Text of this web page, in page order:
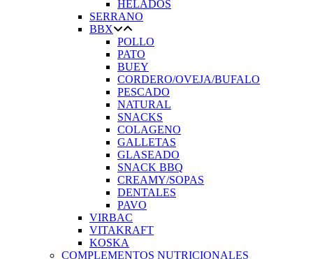
HELADOS
SERRANO
BBX
POLLO
PATO
BUEY
CORDERO/OVEJA/BUFALO
PESCADO
NATURAL
SNACKS
COLAGENO
GALLETAS
GLASEADO
SNACK BBQ
CREAMY/SOPAS
DENTALES
PAVO
VIRBAC
VITAKRAFT
KOSKA
COMPLEMENTOS NUTRICIONALES